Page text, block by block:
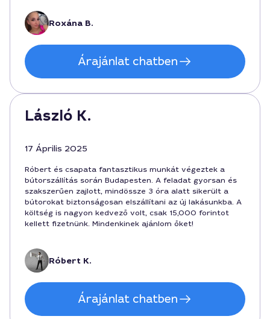
Roxána B.
Árajánlat chatben
László K.
17 Április 2025
Róbert és csapata fantasztikus munkát végeztek a
bútorszállítás során Budapesten. A feladat gyorsan és
szakszerűen zajlott, mindössze 3 óra alatt sikerült a
bútorokat biztonságosan elszállítani az új lakásunkba. A
költség is nagyon kedvező volt, csak 15,000 forintot
kellett fizetnünk. Mindenkinek ajánlom őket!
Róbert K.
Árajánlat chatben